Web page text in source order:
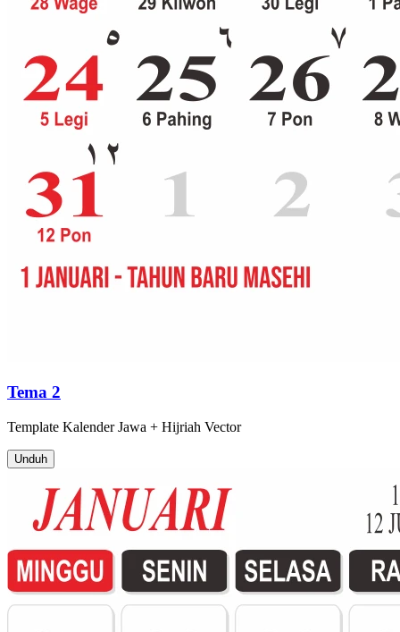
Tema 2
Template Kalender Jawa + Hijriah Vector
Unduh